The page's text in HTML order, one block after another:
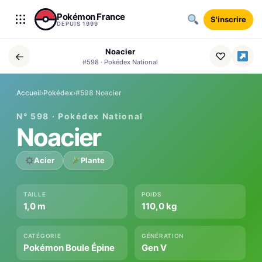
Aller au contenu
Pokémon France
DEPUIS 1999 S'inscrire
← Noacier
#598 · Pokédex National ♡
Accueil›Pokédex›#598 Noacier
N° 598 · Pokédex National
Noacier
Acier Plante
TAILLE
1,0 m
POIDS
110,0 kg
CATÉGORIE
Pokémon Boule Épine
GÉNÉRATION
Gen V